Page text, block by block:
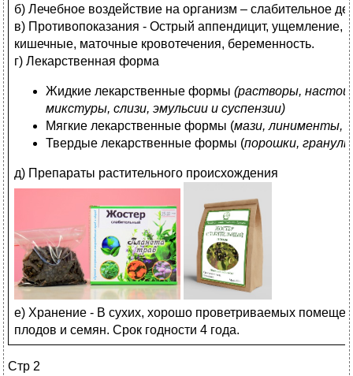
б) Лечебное воздействие на организм – слабительное
в) Противопоказания - Острый аппендицит, ущемление,
кишечные, маточные кровотечения, беременность.
г) Лекарственная форма
Жидкие лекарственные формы (растворы,
микстуры, слизи, эмульсии и суспензии)
Мягкие лекарственные формы (мази, линименты,
Твердые лекарственные формы (порошки,
д) Препараты растительного происхождения
е) Хранение - В сухих, хорошо проветриваемых
плодов и семян. Срок годности 4 года.
Стр 2